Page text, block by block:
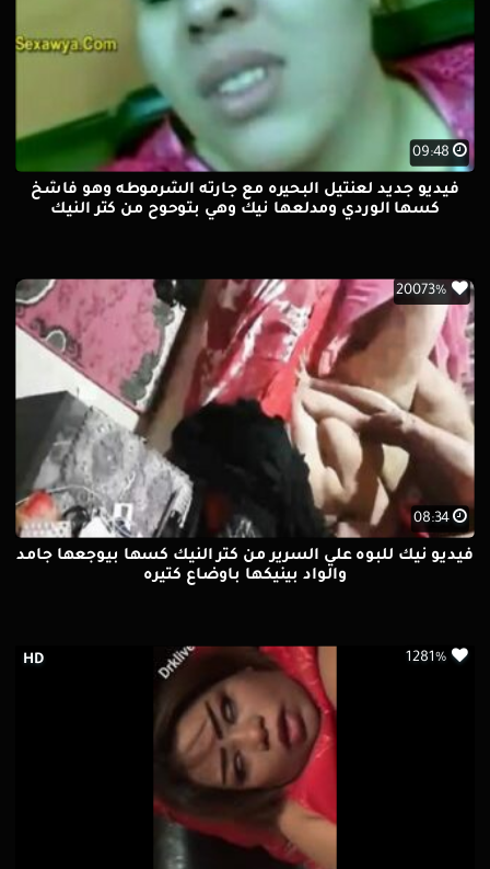
09:48
فيديو جديد لعنتيل البحيره مع جارته الشرموطه وهو فاشخ
كسها الوردي ومدلعها نيك وهي بتوحوح من كتر النيك
08:34
20073%
فيديو نيك للبوه علي السرير من كتر النيك كسها بيوجعها جامد
والواد بينيكها باوضاع كتيره
HD 1281%